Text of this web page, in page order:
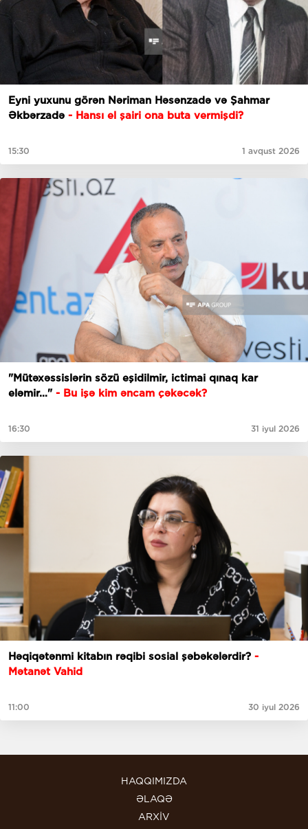
Eyni yuxunu görən Nəriman Həsənzadə və Şahmar
Əkbərzadə - Hansı el şairi ona buta vermişdi?
15:30 1 avqust 2026
"Mütəxəssislərin sözü eşidilmir, ictimai qınaq kar
eləmir…" - Bu işə kim əncam çəkəcək?
16:30 31 iyul 2026
Həqiqətənmi kitabın rəqibi sosial şəbəkələrdir? -
Mətanət Vahid
11:00 30 iyul 2026
HAQQIMIZDA
ƏLAQƏ
ARXİV